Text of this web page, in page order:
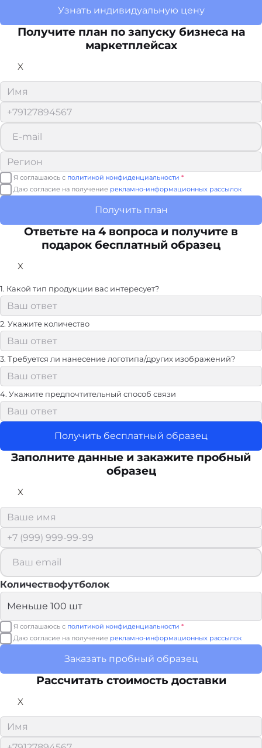
Узнать индивидуальную цену
Получите план по запуску бизнеса на
маркетплейсах
X
Я соглашаюсь с политикой конфиденциальности *
Даю согласие на получение рекламно-информационных рассылок
Получить план
Ответьте на 4 вопроса и получите в
подарок бесплатный образец
X
1. Какой тип продукции вас интересует?
2. Укажите количество
3. Требуется ли нанесение логотипа/других изображений?
4. Укажите предпочтительный способ связи
Получить бесплатный образец
Заполните данные и закажите пробный
образец
X
Количествофутболок
Я соглашаюсь с политикой конфиденциальности *
Даю согласие на получение рекламно-информационных рассылок
Заказать пробный образец
Рассчитать стоимость доставки
X